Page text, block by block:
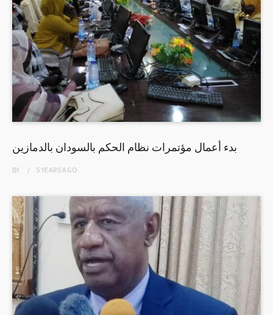
بدء أعمال مؤتمرات نظام الحكم بالسودان بالدمازين
BY 5 YEARSAGO